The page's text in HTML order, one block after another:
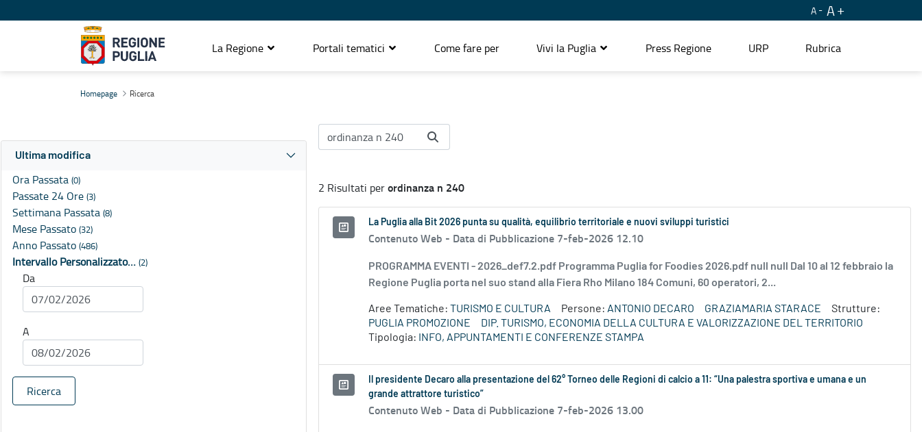
A A
La Regione Portali tematici Come fare per Vivi la Puglia Press Regione URP Rubrica
Homepage Ricerca
Ultima modifica
Ora Passata (0)
Passate 24 Ore (3)
Settimana Passata (8)
Mese Passato (32)
Anno Passato (486)
Intervallo Personalizzato… (2)
Da
A
Ricerca
2 Risultati perordinanza n 240
La Puglia alla Bit 2026 punta su qualità, equilibrio territoriale e nuovi sviluppi turistici
Contenuto Web - Data di Pubblicazione 7-feb-2026 12.10
PROGRAMMA EVENTI - 2026_def7.2.pdf Programma Puglia for Foodies 2026.pdf null null Dal 10 al 12 febbraio la
Regione Puglia porta nel suo stand alla Fiera Rho Milano 184 Comuni, 60 operatori, 2...
Aree Tematiche: TURISMO E CULTURA Persone: ANTONIO DECARO GRAZIAMARIA STARACE
Strutture:
PUGLIA PROMOZIONE
DIP. TURISMO, ECONOMIA DELLA CULTURA E VALORIZZAZIONE DEL TERRITORIO
Tipologia:
INFO, APPUNTAMENTI E CONFERENZE STAMPA
Il presidente Decaro alla presentazione del 62° Torneo delle Regioni di calcio a 11: “Una palestra sportiva e umana e un
grande attrattore turistico”
Contenuto Web - Data di Pubblicazione 7-feb-2026 13.00